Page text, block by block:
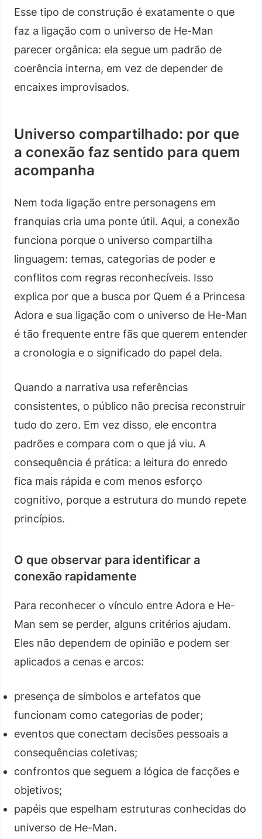
Esse tipo de construção é exatamente o que
faz a ligação com o universo de He-Man
parecer orgânica: ela segue um padrão de
coerência interna, em vez de depender de
encaixes improvisados.
Universo compartilhado: por que
a conexão faz sentido para quem
acompanha
Nem toda ligação entre personagens em
franquias cria uma ponte útil. Aqui, a conexão
funciona porque o universo compartilha
linguagem: temas, categorias de poder e
conflitos com regras reconhecíveis. Isso
explica por que a busca por Quem é a Princesa
Adora e sua ligação com o universo de He-Man
é tão frequente entre fãs que querem entender
a cronologia e o significado do papel dela.
Quando a narrativa usa referências
consistentes, o público não precisa reconstruir
tudo do zero. Em vez disso, ele encontra
padrões e compara com o que já viu. A
consequência é prática: a leitura do enredo
fica mais rápida e com menos esforço
cognitivo, porque a estrutura do mundo repete
princípios.
O que observar para identificar a
conexão rapidamente
Para reconhecer o vínculo entre Adora e He-
Man sem se perder, alguns critérios ajudam.
Eles não dependem de opinião e podem ser
aplicados a cenas e arcos:
presença de símbolos e artefatos que
funcionam como categorias de poder;
eventos que conectam decisões pessoais a
consequências coletivas;
confrontos que seguem a lógica de facções e
objetivos;
papéis que espelham estruturas conhecidas do
universo de He-Man.